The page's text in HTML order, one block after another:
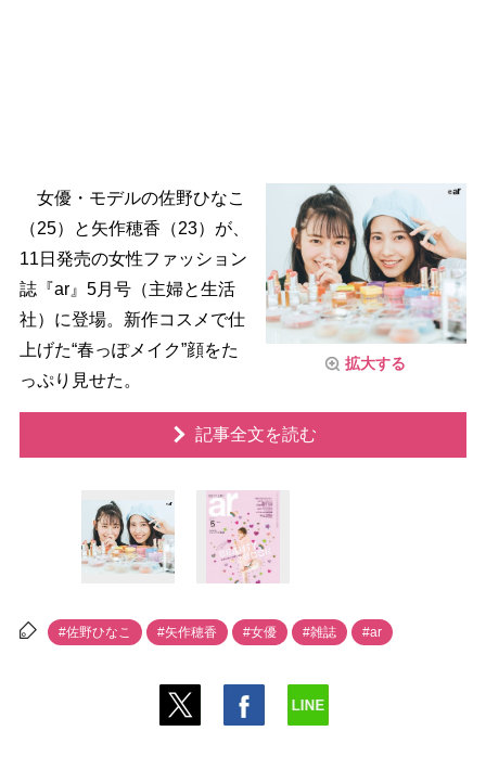
拡大する
女優・モデルの佐野ひなこ
（25）と矢作穂香（23）が、
11日発売の女性ファッション
誌『ar』5月号（主婦と生活
社）に登場。新作コスメで仕
上げた“春っぽメイク”顔をた
っぷり見せた。
記事全文を読む
#佐野ひなこ #矢作穂香 #女優 #雑誌 #ar